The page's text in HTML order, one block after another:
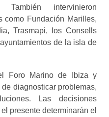
intervinieron
como Fundación Marilles,
Trasmapi, los Consells
de la isla de
Foro Marino de Ibiza y
diagnosticar problemas,
Las decisiones
presente determinarán el